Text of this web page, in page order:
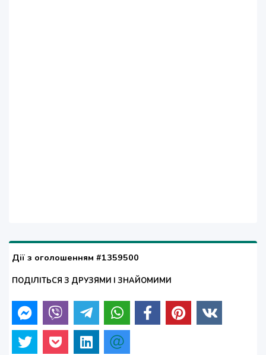
Дії з оголошенням #1359500
ПОДІЛІТЬСЯ З ДРУЗЯМИ І ЗНАЙОМИМИ